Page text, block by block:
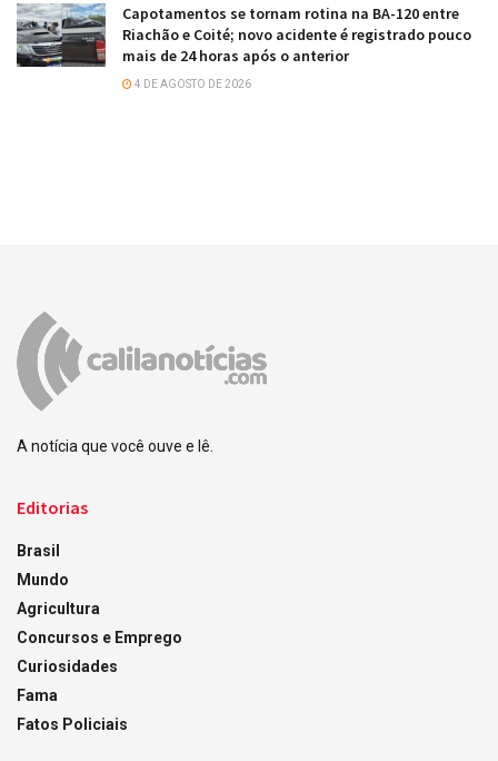
Capotamentos se tornam rotina na BA-120 entre
Riachão e Coité; novo acidente é registrado pouco
mais de 24 horas após o anterior
4 DE AGOSTO DE 2026
A notícia que você ouve e lê.
Editorias
Brasil
Mundo
Agricultura
Concursos e Emprego
Curiosidades
Fama
Fatos Policiais